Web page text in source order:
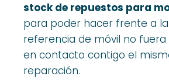
stock de repuestos para
para poder hacer frente a
referencia de móvil no
en contacto contigo el
reparación.